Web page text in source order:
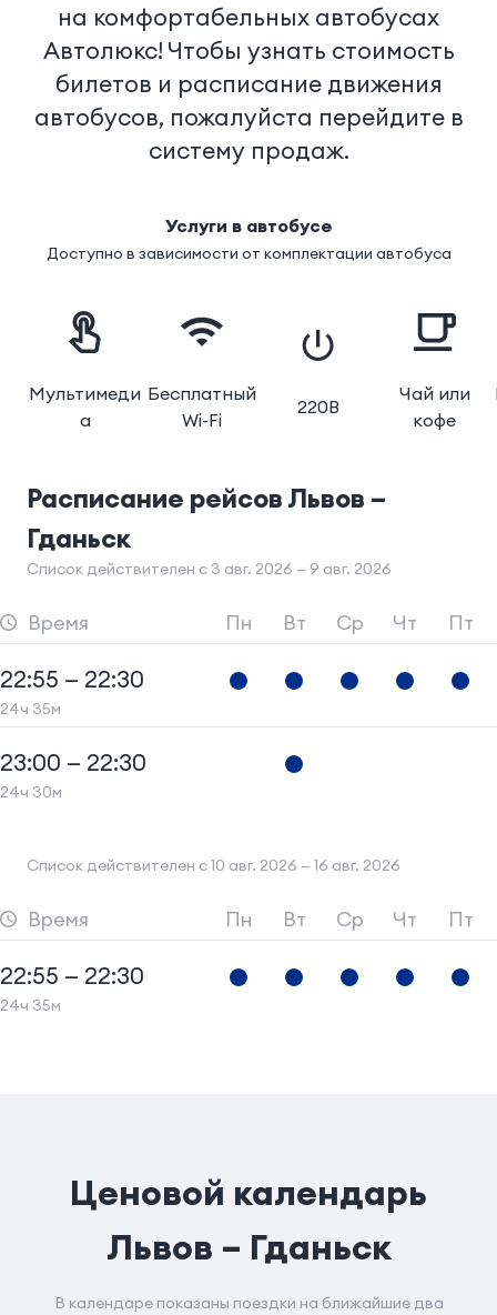
на комфортабельных автобусах
Автолюкс! Чтобы узнать стоимость
билетов и расписание движения
автобусов, пожалуйста перейдите в
систему продаж.
Услуги в автобусе
Доступно в зависимости от комплектации автобуса
Мультимеди
а
Бесплатный
Wi-Fi
220В
Чай или
кофе
Расписание рейсов Львов –
Гданьск
Список действителен с 3 авг. 2026 — 9 авг. 2026
Время Пн Вт Ср Чт Пт
22:55 — 22:30
24ч 35м
23:00 — 22:30
24ч 30м
Список действителен с 10 авг. 2026 — 16 авг. 2026
Время Пн Вт Ср Чт Пт
22:55 — 22:30
24ч 35м
Ценовой календарь
Львов – Гданьск
В календаре показаны поездки на ближайшие два